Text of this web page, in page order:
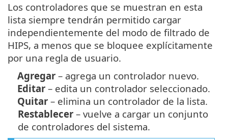
Los controladores que se muestran en esta
lista siempre tendrán permitido cargar
independientemente del modo de filtrado de
HIPS, a menos que se bloquee explícitamente
por una regla de usuario.
Agregar – agrega un controlador nuevo.
Editar – edita un controlador seleccionado.
Quitar – elimina un controlador de la lista.
Restablecer – vuelve a cargar un conjunto
de controladores del sistema.